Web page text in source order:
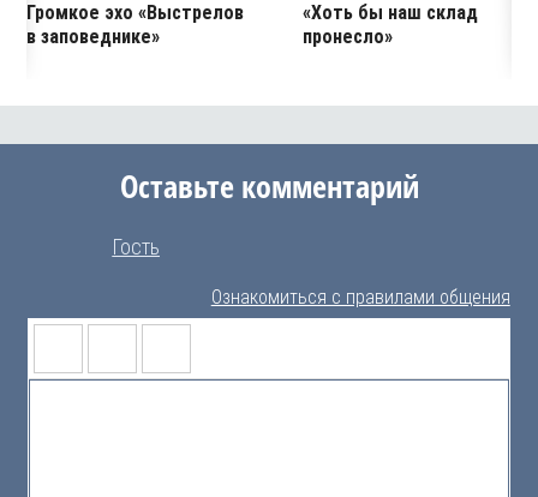
Громкое эхо «Выстрелов
в заповеднике»
«Хоть бы наш склад
пронесло»
Оставьте комментарий
Гость
Ознакомиться с правилами общения